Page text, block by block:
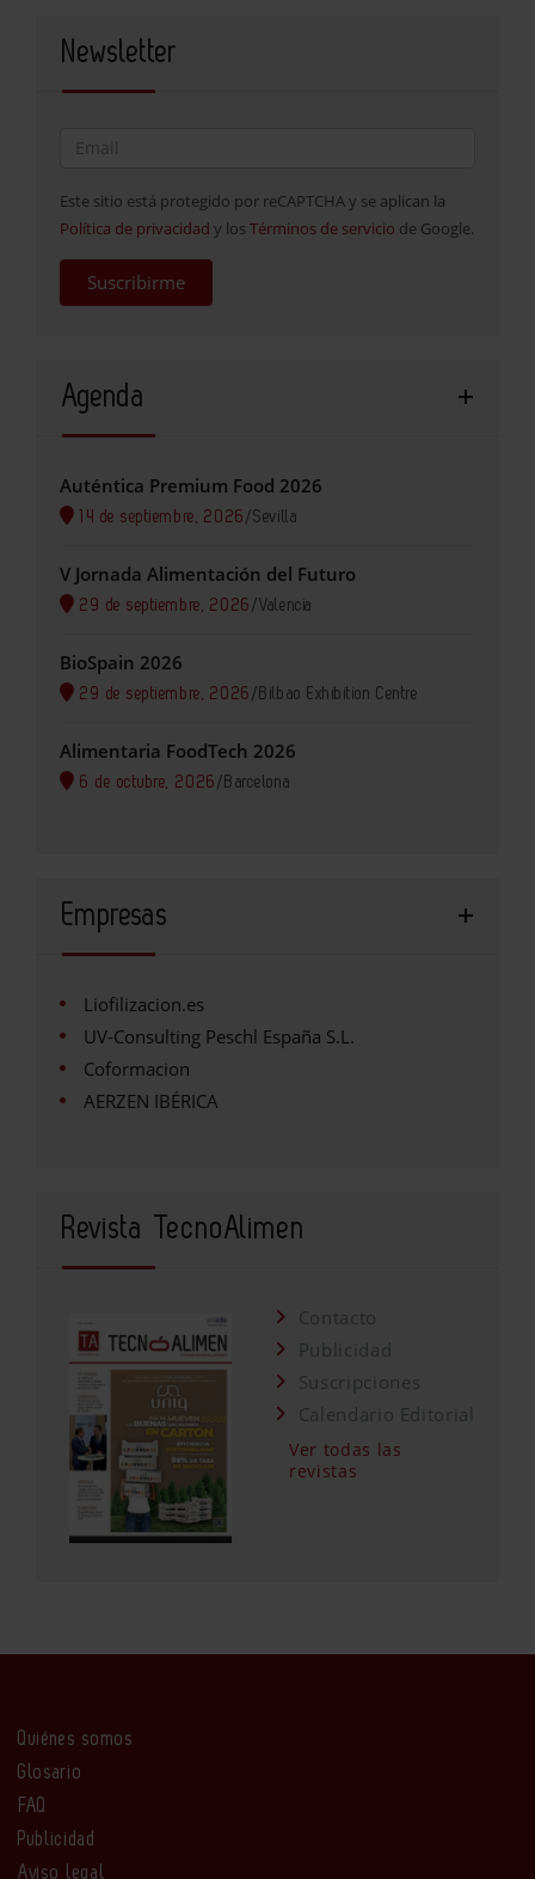
Newsletter
Este sitio está protegido por reCAPTCHA y se aplican la
Política de privacidad y los Términos de servicio de Google.
Suscribirme
Agenda
Auténtica Premium Food 2026
14 de septiembre, 2026 /Sevilla
V Jornada Alimentación del Futuro
29 de septiembre, 2026 /Valencia
BioSpain 2026
29 de septiembre, 2026 / Bilbao Exhibition Centre
Alimentaria FoodTech 2026
6 de octubre, 2026 / Barcelona
Empresas
Liofilizacion.es
UV-Consulting Peschl España S.L.
Coformacion
AERZEN IBÉRICA
Revista TecnoAlimen
Contacto
Publicidad
Suscripciones
Calendario Editorial
Ver todas las
revistas
Quiénes somos
Glosario
FAQ
Publicidad
Aviso legal